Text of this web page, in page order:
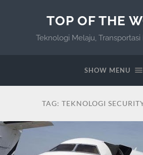
TOP OF THE
Teknologi Melaju, Transportasi
SHOW MENU
TAG: TEKNOLOGI